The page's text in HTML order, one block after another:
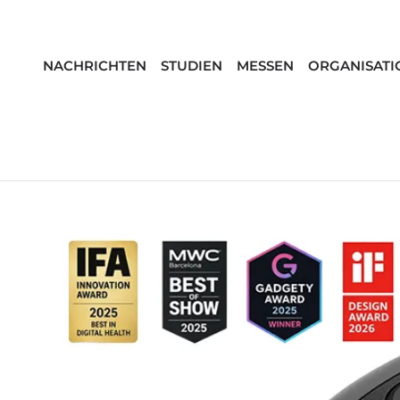
NACHRICHTEN STUDIEN MESSEN